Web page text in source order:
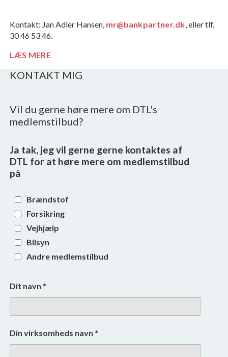
Kontakt: Jan Adler Hansen, mr@bankpartner.dk, eller tlf.
30 46 53 46.
LÆS MERE
KONTAKT MIG
Vil du gerne høre mere om DTL's
medlemstilbud?
Ja tak, jeg vil gerne gerne kontaktes af
DTL for at høre mere om medlemstilbud
på
Brændstof
Forsikring
Vejhjælp
Bilsyn
Andre medlemstilbud
Dit navn *
Din virksomheds navn *